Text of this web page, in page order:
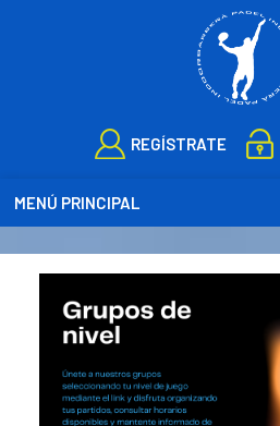
REGÍSTRATE
MENÚ PRINCIPAL